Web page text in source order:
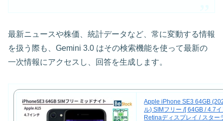
最新ニュースや株価、統計データなど、常に変動する情報
を扱う際も、Gemini 3.0 はその検索機能を使って最新の
一次情報にアクセスし、回答を生成します。
Apple iPhone SE3 64GB
ル) SIMフリー /[ 64GB / 4.7
Retinaディスプレイ / スター